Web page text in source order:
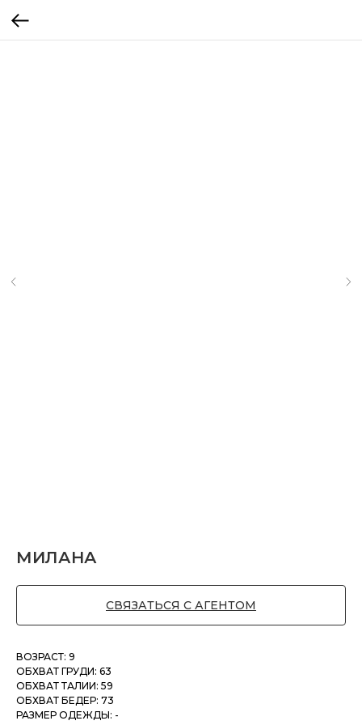
МИЛАНА
СВЯЗАТЬСЯ С АГЕНТОМ
ВОЗРАСТ: 9
ОБХВАТ ГРУДИ: 63
ОБХВАТ ТАЛИИ: 59
ОБХВАТ БЕДЕР: 73
РАЗМЕР ОДЕЖДЫ: -